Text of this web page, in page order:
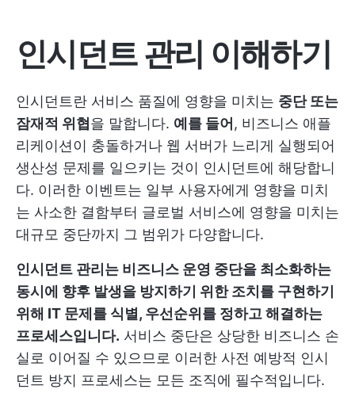
인시던트 관리 이해하기
인시던트란 서비스 품질에 영향을 미치는 중단 또는
잠재적 위협을 말합니다. 예를 들어 , 비즈니스 애플
리케이션이 충돌하거나 웹 서버가 느리게 실행되어
생산성 문제를 일으키는 것이 인시던트에 해당합니
다. 이러한 이벤트는 일부 사용자에게 영향을 미치
는 사소한 결함부터 글로벌 서비스에 영향을 미치는
대규모 중단까지 그 범위가 다양합니다.
인시던트 관리는 비즈니스 운영 중단을 최소화하는
동시에 향후 발생을 방지하기 위한 조치를 구현하기
위해 IT 문제를 식별, 우선순위를 정하고 해결하는
프로세스입니다. 서비스 중단은 상당한 비즈니스 손
실로 이어질 수 있으므로 이러한 사전 예방적 인시
던트 방지 프로세스는 모든 조직에 필수적입니다.